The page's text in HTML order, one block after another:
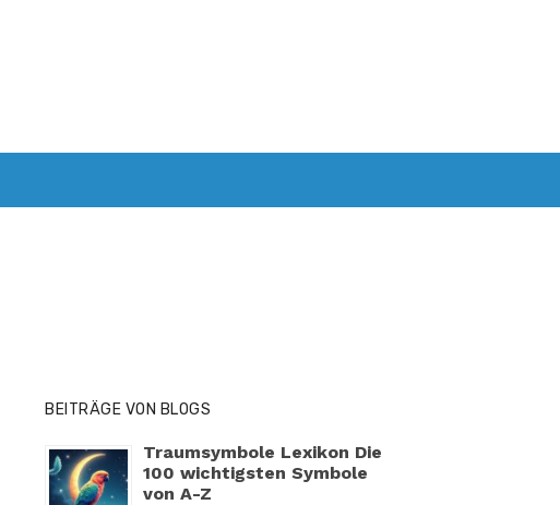
BEITRÄGE VON BLOGS
Traumsymbole Lexikon Die
100 wichtigsten Symbole
von A-Z